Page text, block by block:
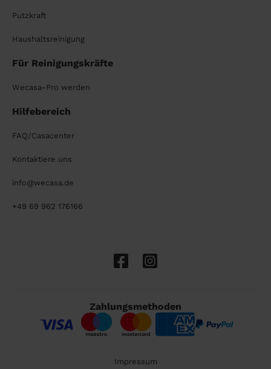
Putzkraft
Haushaltsreinigung
Für Reinigungskräfte
Wecasa-Pro werden
Hilfebereich
FAQ/Casacenter
Kontaktiere uns
info@wecasa.de
+49 69 962 176166
Zahlungsmethoden
Impressum